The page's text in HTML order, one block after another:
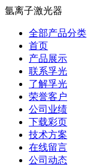
氩离子激光器
全部产品分类
首页
产品展示
联系孚光
了解孚光
荣誉客户
公司业绩
下载彩页
技术方案
在线留言
公司动态